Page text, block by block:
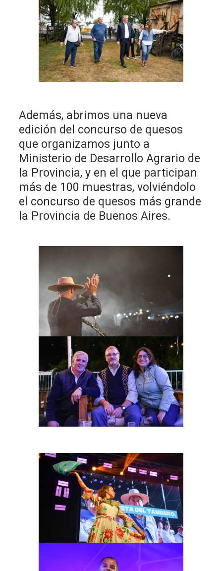
Además, abrimos una nueva
edición del concurso de quesos
que organizamos junto a
Ministerio de Desarrollo Agrario de
la Provincia, y en el que participan
más de 100 muestras, volviéndolo
el concurso de quesos más grande
la Provincia de Buenos Aires.